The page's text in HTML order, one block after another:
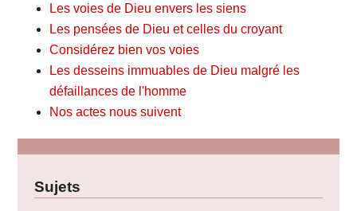
Les voies de Dieu envers les siens
Les pensées de Dieu et celles du croyant
Considérez bien vos voies
Les desseins immuables de Dieu malgré les
défaillances de l'homme
Nos actes nous suivent
Sujets